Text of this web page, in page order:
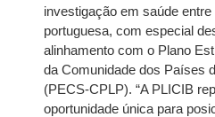
investigação em saúde
portuguesa, com especial
alinhamento com o Plano
da Comunidade dos Países
(PECS-CPLP). “A PLICIB
oportunidade única para